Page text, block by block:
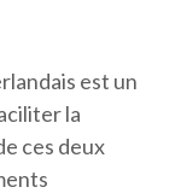
est un
la
ces deux